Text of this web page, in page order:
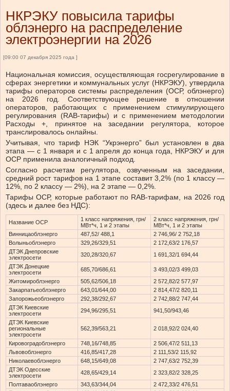
НКРЭКУ повысила тарифы
облэнерго на распределение
электроэнергии на 2026
[09:00 07 декабря 2025 года ]
Национальная комиссия, осуществляющая госрегулирование в
сферах энергетики и коммунальных услуг (НКРЭКУ), утвердила
тарифы операторов системы распределения (ОСР, облэнерго)
на 2026 год. Соответствующее решение в отношении
операторов, работающих с применением стимулирующего
регулирования (RAB-тарифы) и с применением методологии
Расходы +, принятое на заседании регулятора, которое
транслировалось онлайны.
Учитывая, что тариф НЭК “Укрэнерго” был установлен в два
этапа — с 1 января и с 1 апреля до конца года, НКРЭКУ и для
ОСР применила аналогичный подход.
Согласно расчетам регулятора, озвученным на заседании,
средний рост тарифов на 1 этапе составит 3,2% (по 1 классу —
12%, по 2 классу — 2%), на 2 этапе — 0,2%.
Тарифы ОСР, которые работают по RAB-тарифам, на 2026 год
(здесь и далее без НДС):
Название ОСР
1 класс напряжения, грн/
МВт*ч, 1 и 2 этапы
2 класс напряжения, грн/
МВт*ч, 1 и 2 этапы
Винницаоблэнерго
487,52/ 488,1
2 746,96/ 2 752,18
Волыньоблэнерго
329,26/329,51
2 172,63/2 176,57
ДТЭК Днепровские
электросети
320,28/320,67
1 691,32/1 694,44
ДТЭК Донецкие
электросети
685,70/686,61
3 493,02/3 499,03
Житомироблэнерго
505,62/506,18
2 572,82/2 577,97
Закарпатьеоблэнерго
643,01/644,00
2 814,47/2 820,11
Запорожьеоблэнерго
292,38/292,67
2 742,88/2 747,44
ДТЭК Киевские
электросети
294,96/295,51
941,50/943,46
ДТЭК Киевские
региональные
электросети
562,39/563,21 2 018,92/2 024,40
Кировоградоблэнерго 748,16/748,85
2 506,47/2 511,13
Львовоблэнерго
416,85/417,28
2 111,53/2 115,92
Николаевоблэнерго
648,15/649,08
2 747,63/2 752,39
ДТЭК Одесские
электросети
428,65/429,14
2 323,82/2 328,25
Полтаваоблэнерго
343,63/344,04
2 472,33/2 476,51